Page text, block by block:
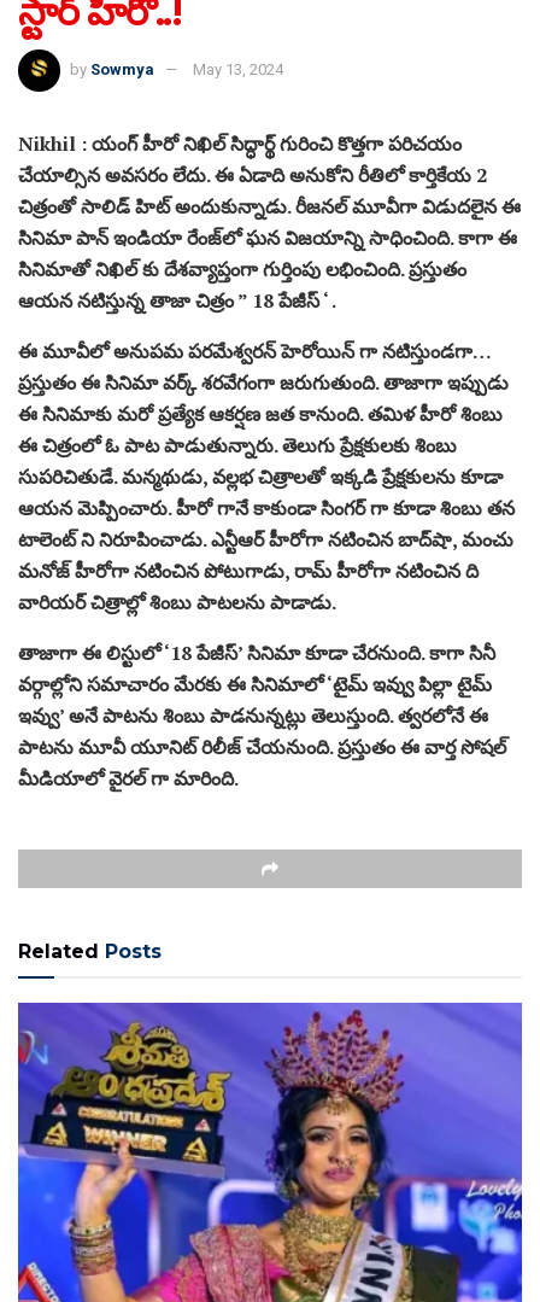
స్టార్ హీరో..!
by Sowmya May 13, 2024
Nikhil : యంగ్ హీరో నిఖిల్ సిద్ధార్థ్ గురించి కొత్తగా పరిచయం
చేయాల్సిన అవసరం లేదు. ఈ ఏడాది అనుకోని రీతిలో కార్తికేయ 2
చిత్రంతో సాలిడ్ హిట్ అందుకున్నాడు. రీజనల్ మూవీగా విడుదలైన ఈ
సినిమా పాన్ ఇండియా రేంజ్‌లో ఘ‌న విజ‌యాన్ని సాధించింది. కాగా ఈ
సినిమాతో నిఖిల్‌ కు దేశవ్యాప్తంగా గుర్తింపు లభించింది. ప్ర‌స్తుతం
ఆయ‌న నటిస్తున్న తాజా చిత్రం ” 18 పేజీస్‌ ‘ .
ఈ మూవీలో అనుపమ ప‌ర‌మేశ్వ‌ర‌న్ హెరోయిన్ గా నటిస్తుండగా…
ప్రస్తుతం ఈ సినిమా వ‌ర్క్ శ‌ర‌వేగంగా జ‌రుగుతుంది. తాజాగా ఇప్పుడు
ఈ సినిమాకు మరో ప్రత్యేక ఆకర్షణ జత కానుంది. త‌మిళ హీరో శింబు
ఈ చిత్రంలో ఓ పాట పాడుతున్నారు. తెలుగు ప్రేక్ష‌కుల‌కు శింబు
సుప‌రిచితుడే. మ‌న్మ‌థుడు, వ‌ల్లభ చిత్రాల‌తో ఇక్క‌డి ప్రేక్ష‌కుల‌ను కూడా
ఆయ‌న మెప్పించారు. హీరో గానే కాకుండా సింగ‌ర్ గా కూడా శింబు తన
టాలెంట్ ని నిరూపించాడు. ఎన్టీఆర్ హీరోగా న‌టించిన బాద్‌షా, మంచు
మ‌నోజ్ హీరోగా న‌టించిన పోటుగాడు, రామ్ హీరోగా న‌టించిన ది
వారియ‌ర్‌ చిత్రాల్లో శింబు పాట‌ల‌ను పాడాడు.
తాజాగా ఈ లిస్టులో ‘18 పేజీస్’ సినిమా కూడా చేర‌నుంది. కాగా సినీ
వర్గాల్లోని సమాచారం మేరకు ఈ సినిమాలో ‘టైమ్ ఇవ్వు పిల్లా టైమ్
ఇవ్వు’ అనే పాట‌ను శింబు పాడనున్నట్లు తెలుస్తుంది. త్వరలోనే ఈ
పాటను మూవీ యూనిట్ రిలీజ్ చేయనుంది. ప్రస్తుతం ఈ వార్త సోషల్
మీడియాలో వైరల్ గా మారింది.
Related Posts